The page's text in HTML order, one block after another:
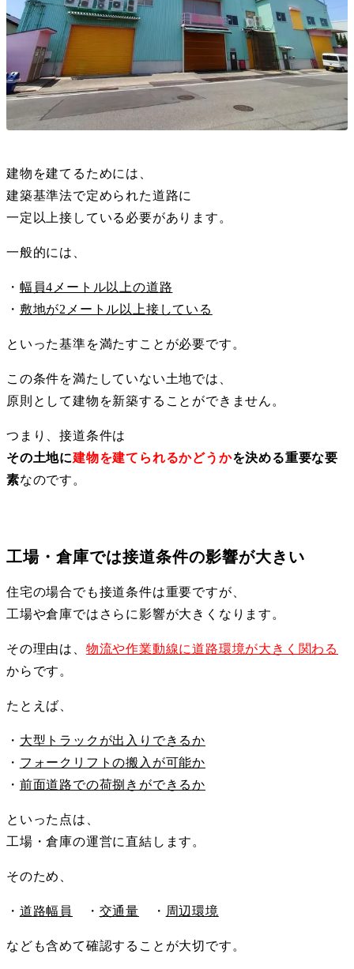
建物を建てるためには、
建築基準法で定められた道路に
一定以上接している必要があります。
一般的には、
・ 幅員4メートル以上の道路
・ 敷地が2メートル以上接している
といった基準を満たすことが必要です。
この条件を満たしていない土地では、
原則として建物を新築することができません。
つまり、接道条件は
その土地に建物を建てられるかどうかを決める重要な要
素なのです。
工場・倉庫では接道条件の影響が大きい
住宅の場合でも接道条件は重要ですが、
工場や倉庫ではさらに影響が大きくなります。
その理由は、 物流や作業動線に道路環境が大きく関わる
からです。
たとえば、
・ 大型トラックが出入りできるか
・ フォークリフトの搬入が可能か
・ 前面道路での荷捌きができるか
といった点は、
工場・倉庫の運営に直結します。
そのため、
・ 道路幅員 ・ 交通量 ・ 周辺環境
なども含めて確認することが大切です。